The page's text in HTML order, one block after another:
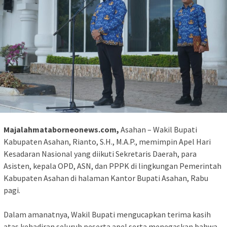
Majalahmataborneonews.com, ‎Asahan – Wakil Bupati
Kabupaten Asahan, Rianto, S.H., M.A.P., memimpin Apel Hari
Kesadaran Nasional yang diikuti Sekretaris Daerah, para
Asisten, kepala OPD, ASN, dan PPPK di lingkungan Pemerintah
Kabupaten Asahan di halaman Kantor Bupati Asahan, Rabu
pagi.
‎Dalam amanatnya, Wakil Bupati mengucapkan terima kasih